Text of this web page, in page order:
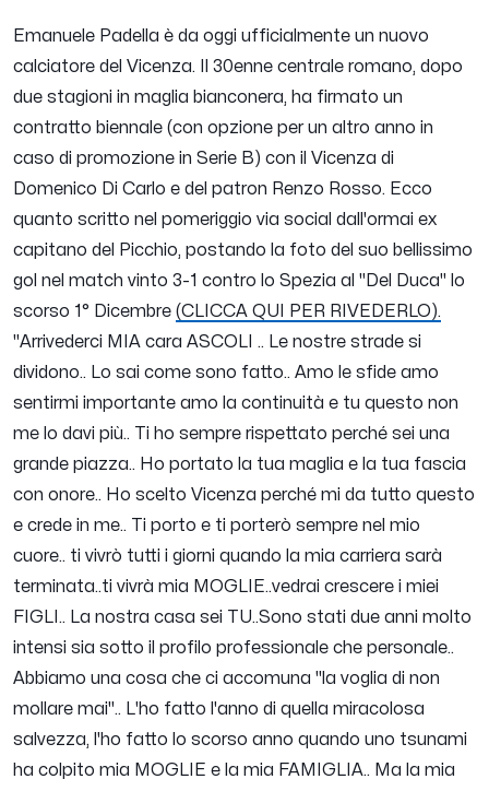
Emanuele Padella è da oggi ufficialmente un nuovo
calciatore del Vicenza. Il 30enne centrale romano, dopo
due stagioni in maglia bianconera, ha firmato un
contratto biennale (con opzione per un altro anno in
caso di promozione in Serie B) con il Vicenza di
Domenico Di Carlo e del patron Renzo Rosso. Ecco
quanto scritto nel pomeriggio via social dall'ormai ex
capitano del Picchio, postando la foto del suo bellissimo
gol nel match vinto 3-1 contro lo Spezia al "Del Duca" lo
scorso 1° Dicembre (CLICCA QUI PER RIVEDERLO).
"Arrivederci MIA cara ASCOLI .. Le nostre strade si
dividono.. Lo sai come sono fatto.. Amo le sfide amo
sentirmi importante amo la continuità e tu questo non
me lo davi più.. Ti ho sempre rispettato perché sei una
grande piazza.. Ho portato la tua maglia e la tua fascia
con onore.. Ho scelto Vicenza perché mi da tutto questo
e crede in me.. Ti porto e ti porterò sempre nel mio
cuore.. ti vivrò tutti i giorni quando la mia carriera sarà
terminata..ti vivrà mia MOGLIE..vedrai crescere i miei
FIGLI.. La nostra casa sei TU..Sono stati due anni molto
intensi sia sotto il profilo professionale che personale..
Abbiamo una cosa che ci accomuna "la voglia di non
mollare mai".. L'ho fatto l'anno di quella miracolosa
salvezza, l'ho fatto lo scorso anno quando uno tsunami
ha colpito mia MOGLIE e la mia FAMIGLIA.. Ma la mia